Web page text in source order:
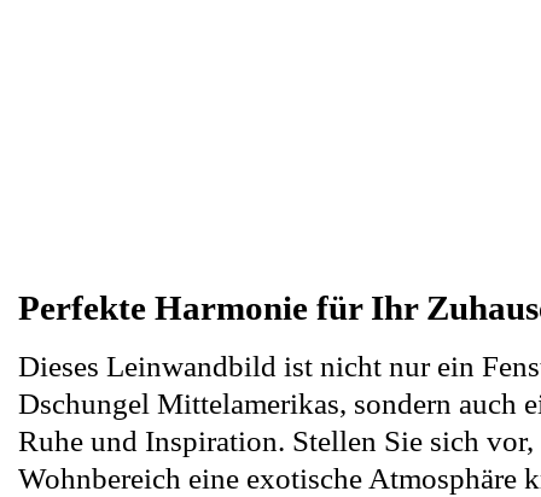
Perfekte Harmonie für Ihr
Dieses Leinwandbild ist nicht nur ein
Dschungel Mittelamerikas, sondern auch
Ruhe und Inspiration. Stellen Sie sich
Wohnbereich eine exotische Atmosphäre